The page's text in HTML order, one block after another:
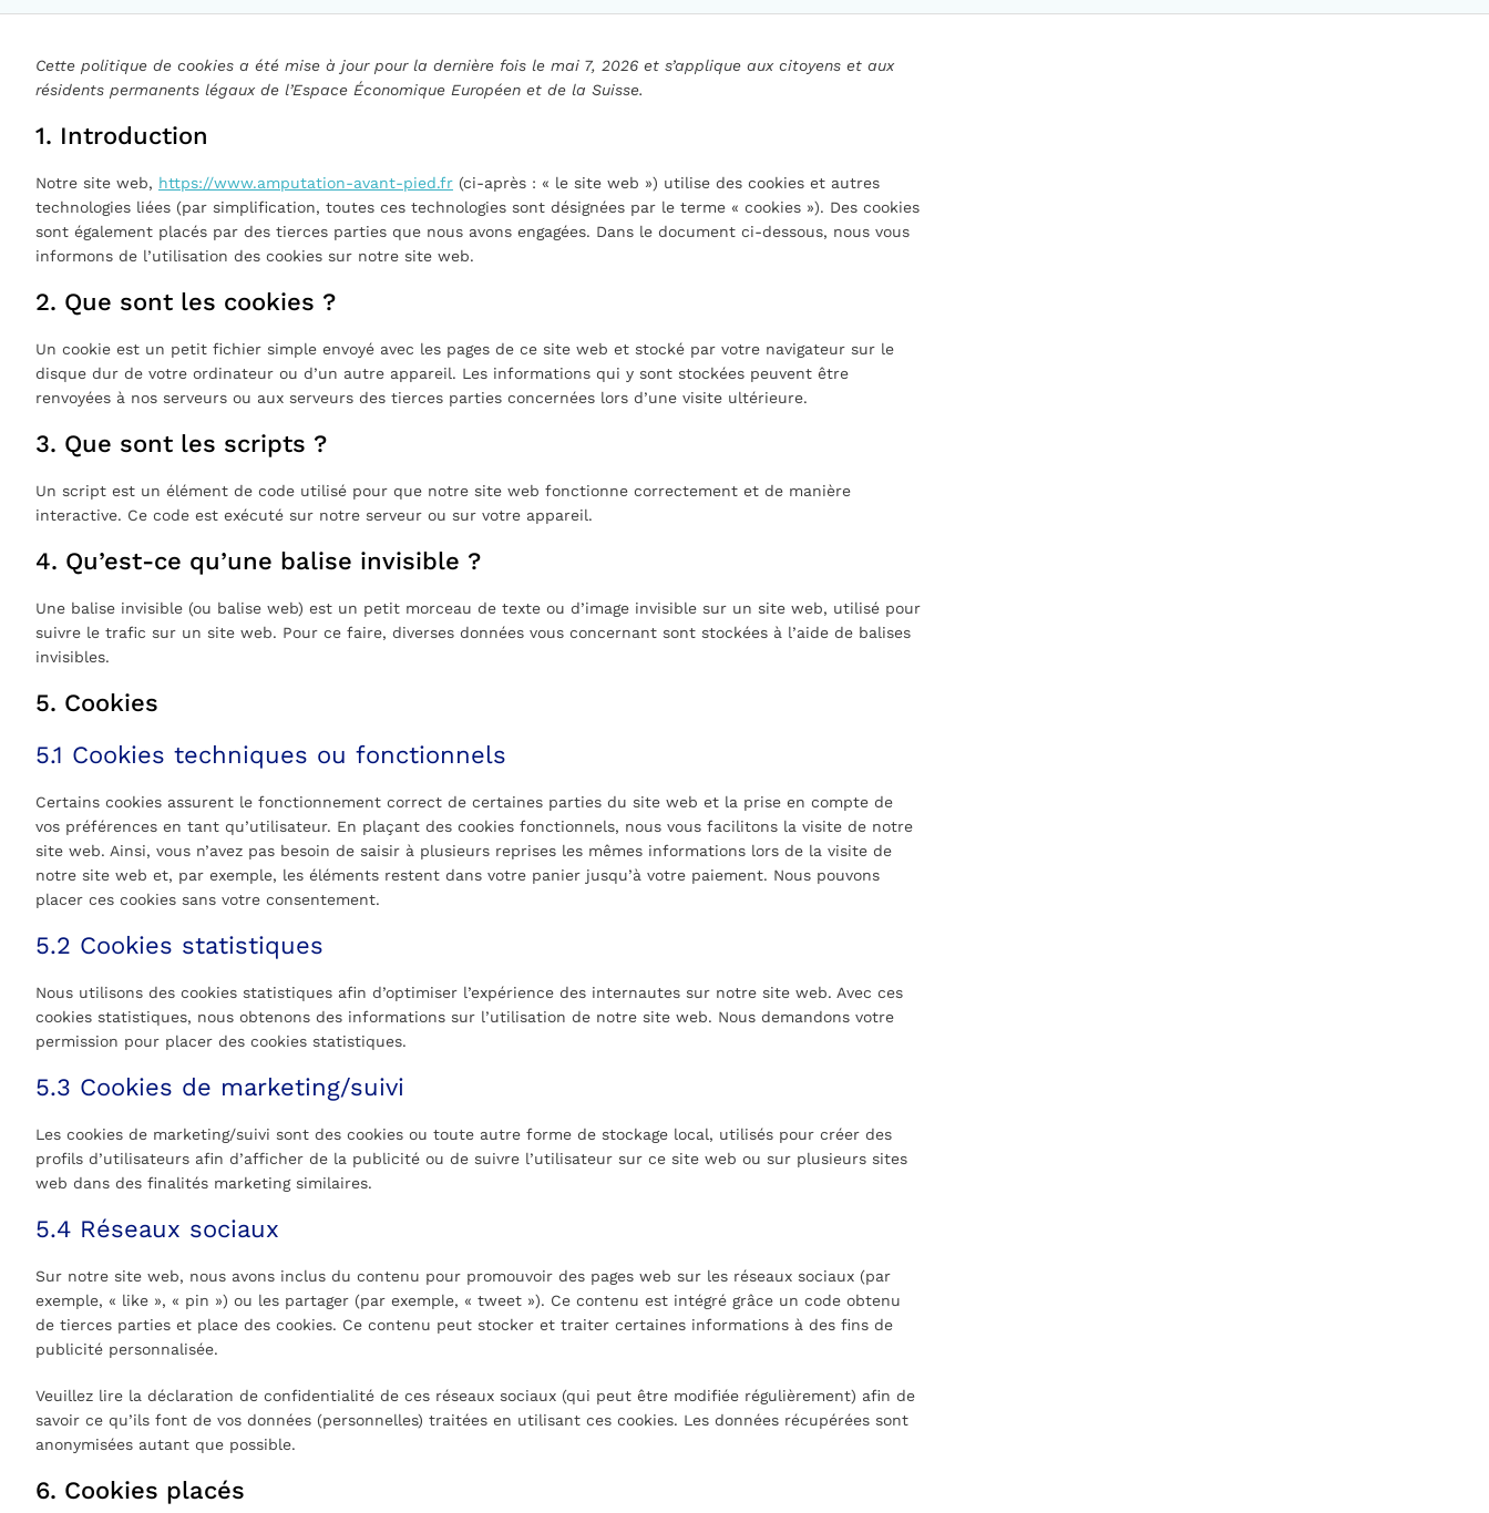
Cette politique de cookies a été mise à jour pour la dernière fois le mai 7, 2026 et s’applique aux citoyens et aux
résidents permanents légaux de l’Espace Économique Européen et de la Suisse.
1. Introduction
Notre site web, https://www.amputation-avant-pied.fr(ci-après : « le site web ») utilise des cookies et autres
technologies liées (par simplification, toutes ces technologies sont désignées par le terme « cookies »). Des cookies
sont également placés par des tierces parties que nous avons engagées. Dans le document ci-dessous, nous vous
informons de l’utilisation des cookies sur notre site web.
2. Que sont les cookies ?
Un cookie est un petit fichier simple envoyé avec les pages de ce site web et stocké par votre navigateur sur le
disque dur de votre ordinateur ou d’un autre appareil. Les informations qui y sont stockées peuvent être
renvoyées à nos serveurs ou aux serveurs des tierces parties concernées lors d’une visite ultérieure.
3. Que sont les scripts ?
Un script est un élément de code utilisé pour que notre site web fonctionne correctement et de manière
interactive. Ce code est exécuté sur notre serveur ou sur votre appareil.
4. Qu’est-ce qu’une balise invisible ?
Une balise invisible (ou balise web) est un petit morceau de texte ou d’image invisible sur un site web, utilisé pour
suivre le trafic sur un site web. Pour ce faire, diverses données vous concernant sont stockées à l’aide de balises
invisibles.
5. Cookies
5.1 Cookies techniques ou fonctionnels
Certains cookies assurent le fonctionnement correct de certaines parties du site web et la prise en compte de
vos préférences en tant qu’utilisateur. En plaçant des cookies fonctionnels, nous vous facilitons la visite de notre
site web. Ainsi, vous n’avez pas besoin de saisir à plusieurs reprises les mêmes informations lors de la visite de
notre site web et, par exemple, les éléments restent dans votre panier jusqu’à votre paiement. Nous pouvons
placer ces cookies sans votre consentement.
5.2 Cookies statistiques
Nous utilisons des cookies statistiques afin d’optimiser l’expérience des internautes sur notre site web. Avec ces
cookies statistiques, nous obtenons des informations sur l’utilisation de notre site web. Nous demandons votre
permission pour placer des cookies statistiques.
5.3 Cookies de marketing/suivi
Les cookies de marketing/suivi sont des cookies ou toute autre forme de stockage local, utilisés pour créer des
profils d’utilisateurs afin d’afficher de la publicité ou de suivre l’utilisateur sur ce site web ou sur plusieurs sites
web dans des finalités marketing similaires.
5.4 Réseaux sociaux
Sur notre site web, nous avons inclus du contenu pour promouvoir des pages web sur les réseaux sociaux (par
exemple, « like », « pin ») ou les partager (par exemple, « tweet »). Ce contenu est intégré grâce un code obtenu
de tierces parties et place des cookies. Ce contenu peut stocker et traiter certaines informations à des fins de
publicité personnalisée.
Veuillez lire la déclaration de confidentialité de ces réseaux sociaux (qui peut être modifiée régulièrement) afin de
savoir ce qu’ils font de vos données (personnelles) traitées en utilisant ces cookies. Les données récupérées sont
anonymisées autant que possible.
6. Cookies placés